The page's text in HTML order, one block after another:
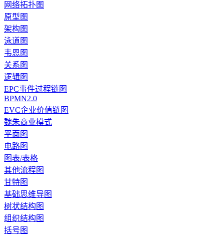
网络拓扑图
原型图
架构图
泳道图
韦恩图
关系图
逻辑图
EPC事件过程链图
BPMN2.0
EVC企业价值链图
魏朱商业模式
平面图
电路图
图表/表格
其他流程图
甘特图
基础思维导图
树状结构图
组织结构图
括号图